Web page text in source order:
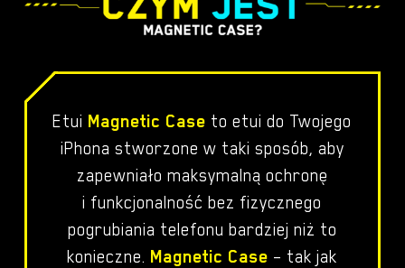
Etui Magnetic Case to etui do Twojego
iPhona stworzone w taki sposób, aby
zapewniało maksymalną ochronę
i funkcjonalność bez fizycznego
pogrubiania telefonu bardziej niż to
konieczne. Magnetic Case – tak jak